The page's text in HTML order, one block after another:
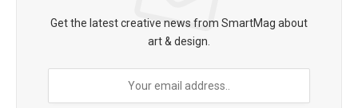
Get the latest creative news from SmartMag about
art & design.